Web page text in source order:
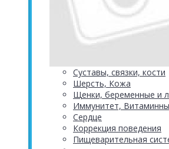
Суставы, связки, кости
Шерсть, Кожа
Щенки, беременные и
Иммунитет,
Сердце
Коррекция поведения
Пищеварительная